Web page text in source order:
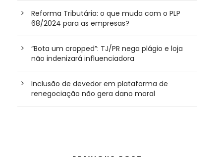
Reforma Tributária: o que muda com o PLP
68/2024 para as empresas?
“Bota um cropped”: TJ/PR nega plágio e loja
não indenizará influenciadora
Inclusão de devedor em plataforma de
renegociação não gera dano moral